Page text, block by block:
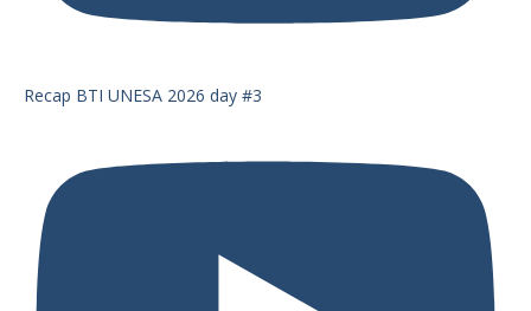
Recap BTI UNESA 2026 day #3